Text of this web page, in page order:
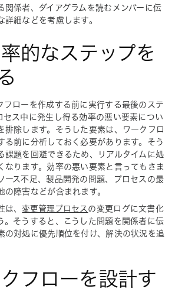
関係者、ダイアグラムを読むメンバーに伝
詳細などを考慮します。
的なステップを
フローを作成する前に実行する最後のステ
セス中に発生し得る効率の悪い要素につい
排除します。そうした要素は、ワークフロ
る前に分析しておく必要があります。そう
課題を回避できるため、リアルタイムに処
なります。効率の悪い要素と言ってもさま
ース不足、製品開発の問題、プロセスの最
の障害などが含まれます。
は、 変更管理プロセス の変更ログに文書化
。そうすると、こうした問題を関係者に伝
の対処に優先順位を付け、解決の状況を追
フローを設計す